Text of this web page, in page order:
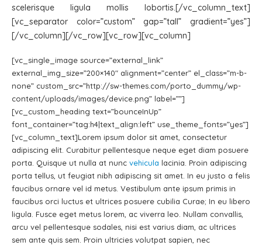
scelerisque ligula mollis lobortis.[/vc_column_text]
[vc_separator color=”custom” gap=”tall” gradient=”yes”]
[/vc_column][/vc_row][vc_row][vc_column]
[vc_single_image source=”external_link”
external_img_size=”200×140″ alignment=”center” el_class=”m-b-
none” custom_src=”http://sw-themes.com/porto_dummy/wp-
content/uploads/images/device.png” label=””]
[vc_custom_heading text=”bounceInUp”
font_container=”tag:h4|text_align:left” use_theme_fonts=”yes”]
[vc_column_text]Lorem ipsum dolor sit amet, consectetur
adipiscing elit. Curabitur pellentesque neque eget diam posuere
porta. Quisque ut nulla at nunc vehicula lacinia. Proin adipiscing
porta tellus, ut feugiat nibh adipiscing sit amet. In eu justo a felis
faucibus ornare vel id metus. Vestibulum ante ipsum primis in
faucibus orci luctus et ultrices posuere cubilia Curae; In eu libero
ligula. Fusce eget metus lorem, ac viverra leo. Nullam convallis,
arcu vel pellentesque sodales, nisi est varius diam, ac ultrices
sem ante quis sem. Proin ultricies volutpat sapien, nec